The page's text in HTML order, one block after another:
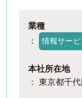
業種
：
情報サー
本社所在地
： 東京都千